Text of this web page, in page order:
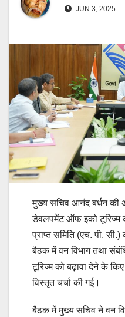
JUN 3, 2025
मुख्य सचिव आनंद बर्धन की
डेवलपमेंट ऑफ इको टूरिज्म
प्राप्त समिति (एच. पी.
बैठक में वन विभाग तथा
टूरिज्म को बढ़ावा देने के
विस्तृत चर्चा की गई।
बैठक में मुख्य सचिव ने वन